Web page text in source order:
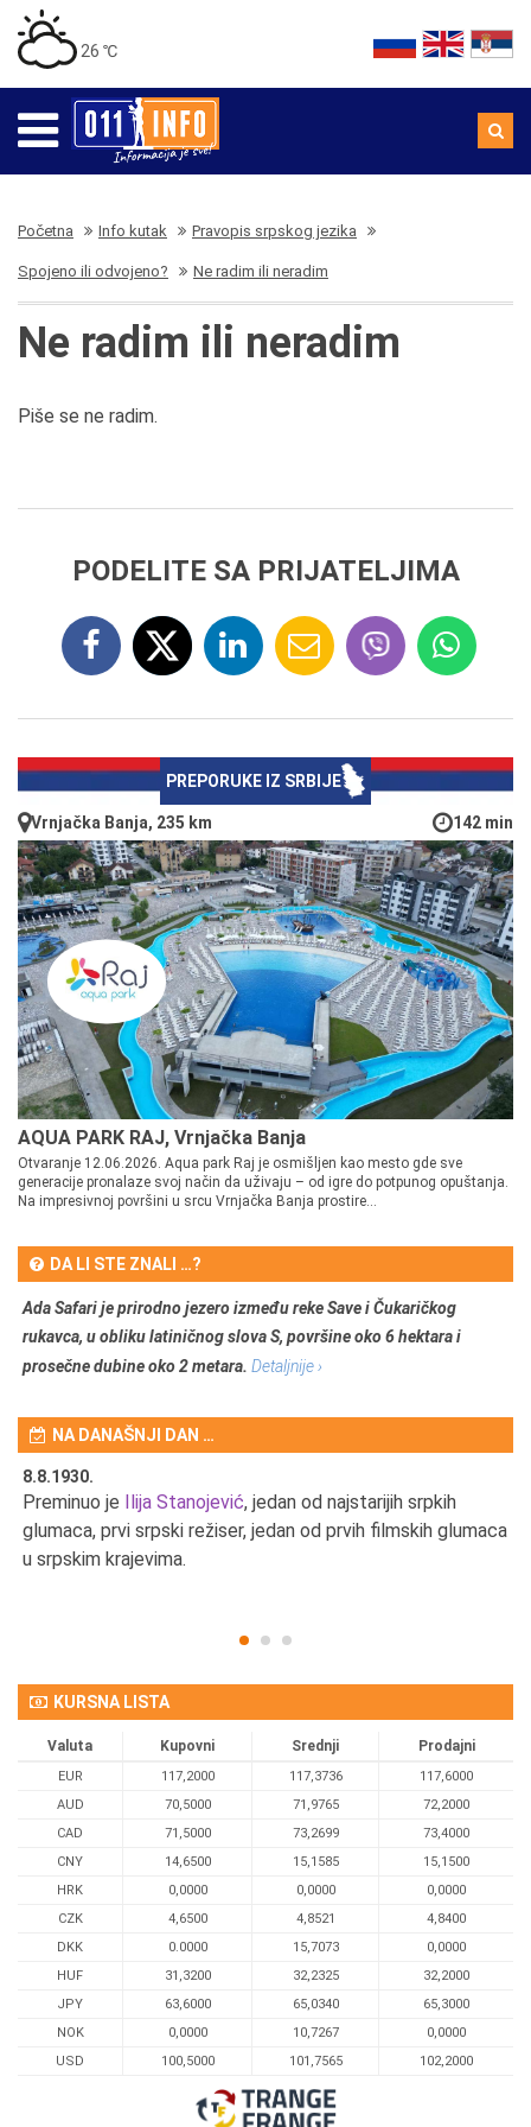
26 ℃
Početna Info kutak Pravopis srpskog jezika
Spojeno ili odvojeno? Ne radim ili neradim
Ne radim ili neradim
Piše se ne radim.
PODELITE SA PRIJATELJIMA
PREPORUKE IZ SRBIJE
Vrnjačka Banja, 235 km 142 min
AQUA PARK RAJ, Vrnjačka Banja
Otvaranje 12.06.2026. Aqua park Raj je osmišljen kao mesto gde sve
generacije pronalaze svoj način da uživaju – od igre do potpunog opuštanja.
Na impresivnoj površini u srcu Vrnjačka Banja prostire...
DA LI STE ZNALI …?
Ada Safari je prirodno jezero između reke Save i Čukaričkog
rukavca, u obliku latiničnog slova S, površine oko 6 hektara i
prosečne dubine oko 2 metara. Detaljnije ›
NA DANAŠNJI DAN …
8.8.1930.
Preminuo je Ilija Stanojević, jedan od najstarijih srpkih
glumaca, prvi srpski režiser, jedan od prvih filmskih glumaca
u srpskim krajevima.
KURSNA LISTA
Valuta Kupovni Srednji Prodajni
EUR 117,2000 117,3736
117,6000
AUD
70,5000 71,9765
72,2000
CAD
71,5000 73,2699
73,4000
CNY
14,6500 15,1585
15,1500
HRK
0,0000 0,0000
0,0000
CZK
4,6500 4,8521
4,8400
DKK
0.0000 15,7073
0,0000
HUF
31,3200 32,2325
32,2000
JPY
63,6000 65,0340
65,3000
NOK
0,0000 10,7267
0,0000
USD
100,5000 101,7565 102,2000